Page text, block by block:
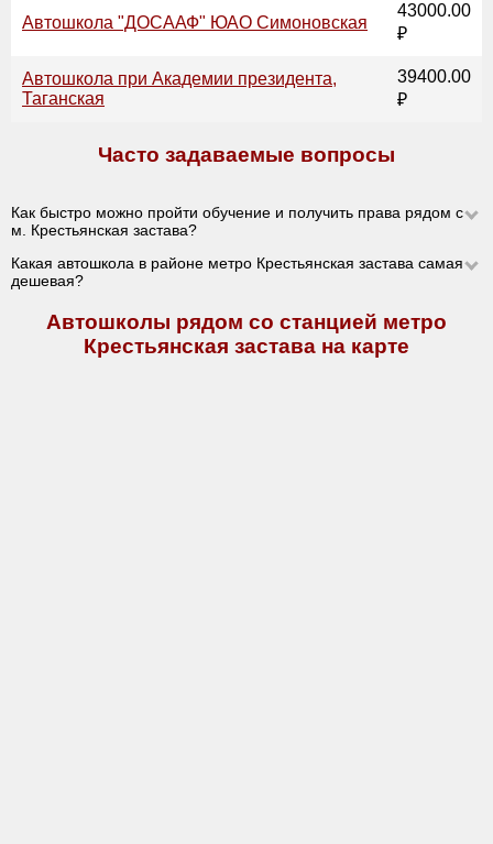
Автошкола "ДОСААФ" ЮАО Симоновская
43000.00
₽
Автошкола при Академии президента,
Таганская
39400.00
₽
Часто задаваемые вопросы
Как быстро можно пройти обучение и получить права рядом с
м. Крестьянская застава?
Какая автошкола в районе метро Крестьянская застава самая
дешевая?
Автошколы рядом со станцией метро
Крестьянская застава на карте